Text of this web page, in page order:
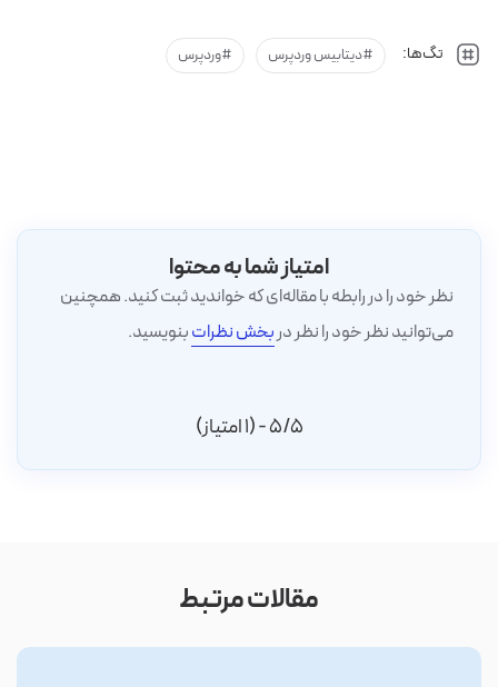
تگ‌ها: دیتابیس وردپرس وردپرس
امتیاز شما به محتوا
نظر خود را در رابطه با مقاله‌ای که خواندید ثبت کنید. همچنین
می‌توانید نظر خود را نظر در بخش نظراتبنویسید.
5/5 - (1 امتیاز)
مقالات مرتبط